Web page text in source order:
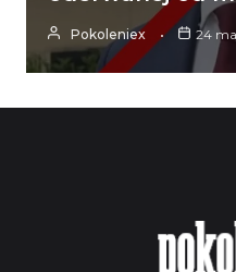
Pokoleniex 24